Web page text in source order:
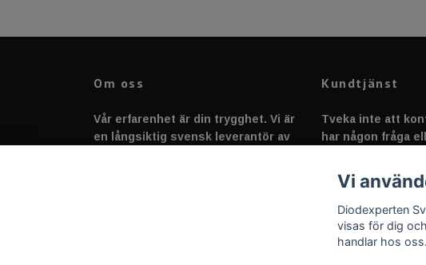
Om oss
Vår erfarenhet är din trygghet. Vi är
en långsiktig svensk leverantör av
Kundtjänst
Tveka inte att
har någon fråga
Vi
Diodexperten
visas för dig
handlar hos oss.